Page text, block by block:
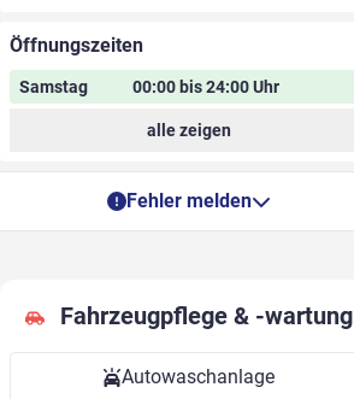
Öffnungszeiten
Samstag 00:00 bis 24:00 Uhr
alle zeigen
Fehler melden
Fahrzeugpflege & -wartung
Autowaschanlage